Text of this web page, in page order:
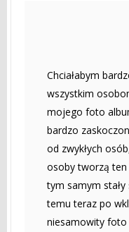
Chciałabym
wszystkim
mojego foto
bardzo
od zwykłych
osoby tworzą
tym samym stały
temu teraz po
niesamowity foto